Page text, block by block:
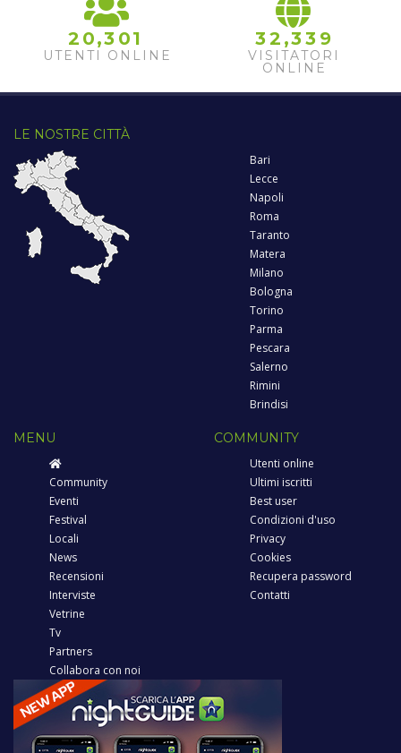
2 0,3 01
UTENTI ONLINE
32 ,33 9
VISITATORI
ONLINE
LE NOSTRE CITTÀ
Bari
Lecce
Napoli
Roma
Taranto
Matera
Milano
Bologna
Torino
Parma
Pescara
Salerno
Rimini
Brindisi
MENU
Community
Eventi
Festival
Locali
News
Recensioni
Interviste
Vetrine
Tv
Partners
Collabora con noi
COMMUNITY
Utenti online
Ultimi iscritti
Best user
Condizioni d'uso
Privacy
Cookies
Recupera password
Contatti